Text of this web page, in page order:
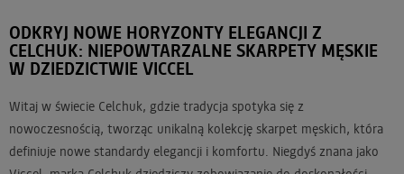
ODKRYJ NOWE HORYZONTY ELEGANCJI Z
CELCHUK: NIEPOWTARZALNE SKARPETY MĘSKIE
W DZIEDZICTWIE VICCEL
Witaj w świecie Celchuk, gdzie tradycja spotyka się z
nowoczesnością, tworząc unikalną kolekcję skarpet męskich, która
definiuje nowe standardy elegancji i komfortu. Niegdyś znana jako